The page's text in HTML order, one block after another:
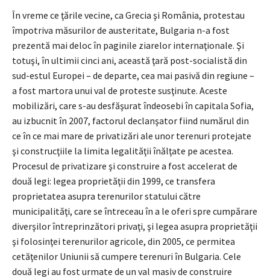
În vreme ce ţările vecine, ca Grecia şi România, protestau
împotriva măsurilor de austeritate, Bulgaria n-a fost
prezentă mai deloc în paginile ziarelor internaţionale. Şi
totuşi, în ultimii cinci ani, această ţară post-socialistă din
sud-estul Europei – de departe, cea mai pasivă din regiune –
a fost martora unui val de proteste susţinute. Aceste
mobilizări, care s-au desfăşurat îndeosebi în capitala Sofia,
au izbucnit în 2007, factorul declanşator fiind numărul din
ce în ce mai mare de privatizări ale unor terenuri protejate
şi construcţiile la limita legalităţii înălţate pe acestea.
Procesul de privatizare şi construire a fost accelerat de
două legi: legea proprietăţii din 1999, ce transfera
proprietatea asupra terenurilor statului către
municipalităţi, care se întreceau în a le oferi spre cumpărare
diverşilor întreprinzători privaţi, şi legea asupra proprietăţii
şi folosinţei terenurilor agricole, din 2005, ce permitea
cetăţenilor Uniunii să cumpere terenuri în Bulgaria. Cele
două legi au fost urmate de un val masiv de construire